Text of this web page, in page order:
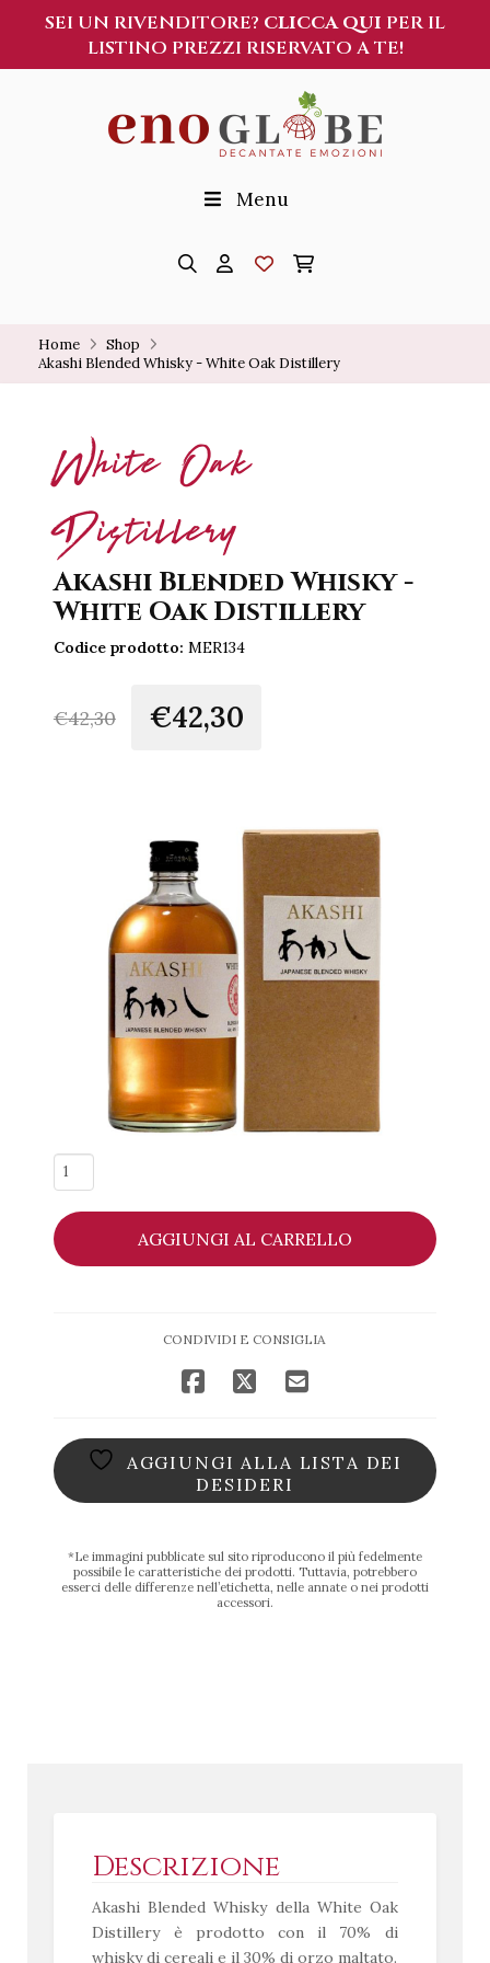
SEI UN RIVENDITORE? CLICCA QUI PER IL
LISTINO PREZZI RISERVATO A TE!
Menu
Home
Shop
Akashi Blended Whisky - White Oak Distillery
White Oak
Distillery
Akashi Blended Whisky -
White Oak Distillery
Codice prodotto: MER134
€42,30 €42,30
Akashi
Blended
Whisky
-
White
AGGIUNGI AL CARRELLO
CONDIVIDI E CONSIGLIA
AGGIUNGI ALLA LISTA DEI
DESIDERI
*Le immagini pubblicate sul sito riproducono il più fedelmente
possibile le caratteristiche dei prodotti. Tuttavia, potrebbero
esserci delle differenze nell’etichetta, nelle annate o nei prodotti
accessori.
Descrizione
Akashi Blended Whisky della White Oak
Distillery è prodotto con il 70% di
whisky di cereali e il 30% di orzo maltato.